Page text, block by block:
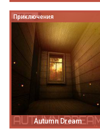
Приключения
Autumn Dream